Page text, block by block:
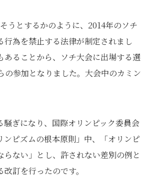
うとするかのように、2014年のソチ
為を禁止する法律が制定されまし
ることから、ソチ大会に出場する選
参加となりました。大会中のカミン
ぎになり、国際オリンピック委員会
ンピズムの根本原則」中、「オリンピ
ない」とし、許されない差別の例と
訂を行ったのです。